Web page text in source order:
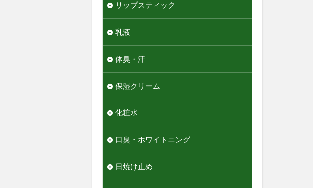
リップスティック
乳液
体臭・汗
保湿クリーム
化粧水
口臭・ホワイトニング
日焼け止め